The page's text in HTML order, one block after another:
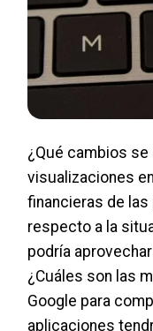
¿Qué cambios
visualizaciones
financieras de
respecto a la
podría
¿Cuáles son las
Google para
aplicaciones